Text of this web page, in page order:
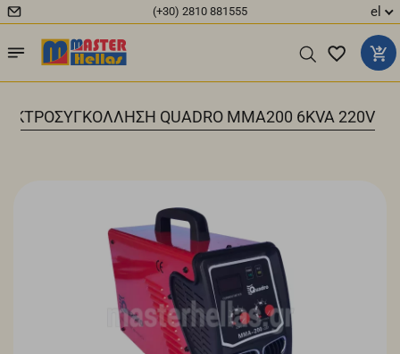
(+30) 2810 881555 el
QUADRO MMA200 6KVA 220V